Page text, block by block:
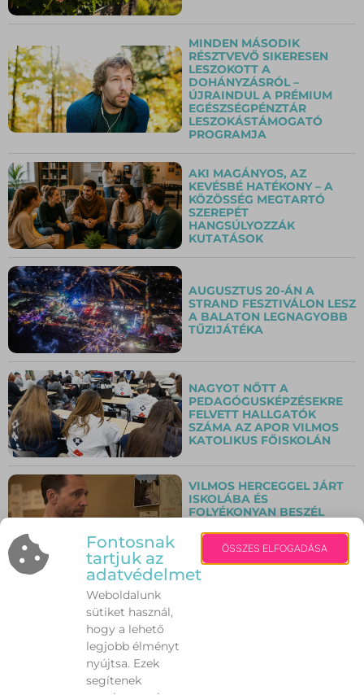
MINDEN MÁSODIK
RÉSZTVEVŐ SIKERESEN
LESZOKOTT A
DOHÁNYZÁSRÓL –
ÚJRAINDUL A PRÉMIUM
EGÉSZSÉGPÉNZTÁR
LESZOKÁSTÁMOGATÓ
PROGRAMJA
AKI MAGÁNYOS, AZ
KEVÉSBÉ HATÉKONY – A
KÖZÖSSÉG MEGTARTÓ
SZEREPÉT
HANGSÚLYOZZÁK
KUTATÁSOK
AUGUSZTUS 20-ÁN A
STRAND FESZTIVÁLON LESZ
A BALATON LEGNAGYOBB
TŰZIJÁTÉKA
NAGYOT NŐTT A
PEDAGÓGUSKÉPZÉSEKRE
FELVETT HALLGATÓK
SZÁMA AZ APOR VILMOS
KATOLIKUS FŐISKOLÁN
VILMOS HERCEGGEL JÁRT
ISKOLÁBA ÉS
FOLYÉKONYAN BESZÉL
TÉNY TOM
HIDDLESTONRÓL
Fontosnak
tartjuk az
adatvédelmet
Weboldalunk
sütiket használ,
hogy a lehető
legjobb élményt
nyújtsa. Ezek
segítenek
ÖSSZES ELFOGADÁSA